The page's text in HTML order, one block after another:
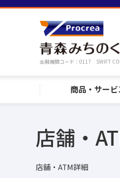
金融機関コード：0117 SWIFT
商品・サービ
店舗・
店舗・ATM詳細